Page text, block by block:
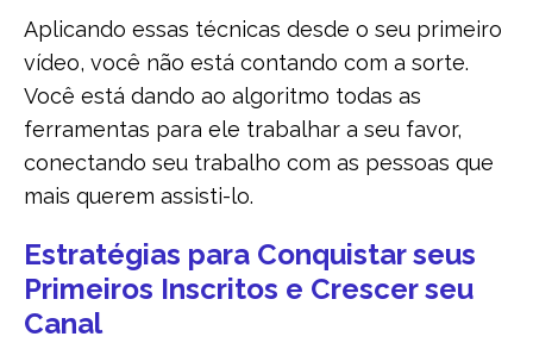
Aplicando essas técnicas desde o seu primeiro
vídeo, você não está contando com a sorte.
Você está dando ao algoritmo todas as
ferramentas para ele trabalhar a seu favor,
conectando seu trabalho com as pessoas que
mais querem assisti-lo.
Estratégias para Conquistar seus
Primeiros Inscritos e Crescer seu
Canal